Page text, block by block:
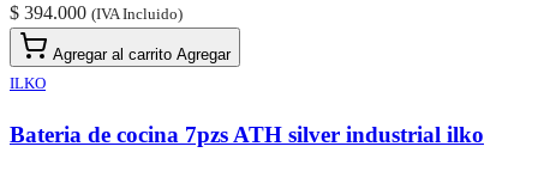
$ 394.000 (IVA Incluido)
Agregar al carrito Agregar
ILKO
Bateria de cocina 7pzs ATH silver industrial ilko